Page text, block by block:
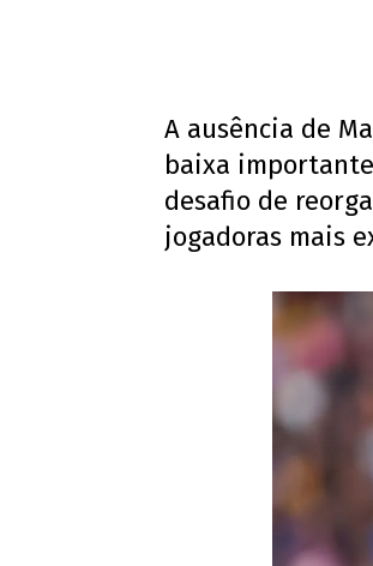
A ausência de
baixa
desafio de
jogadoras mais